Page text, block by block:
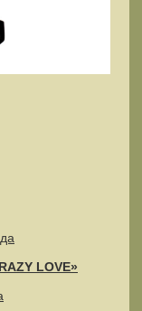
LOVE»